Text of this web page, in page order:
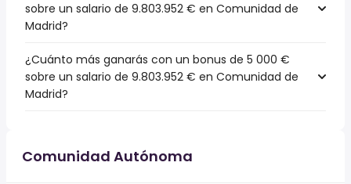
sobre un salario de 9.803.952 € en Comunidad de
Madrid?
¿Cuánto más ganarás con un bonus de 5 000 €
sobre un salario de 9.803.952 € en Comunidad de
Madrid?
Comunidad Autónoma